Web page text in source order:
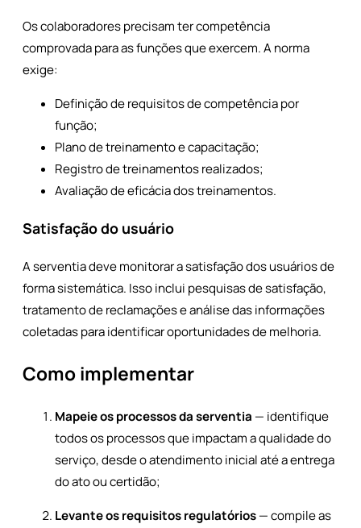
Os colaboradores precisam ter competência
comprovada para as funções que exercem. A norma
exige:
Definição de requisitos de competência por
função;
Plano de treinamento e capacitação;
Registro de treinamentos realizados;
Avaliação de eficácia dos treinamentos.
Satisfação do usuário
A serventia deve monitorar a satisfação dos usuários de
forma sistemática. Isso inclui pesquisas de satisfação,
tratamento de reclamações e análise das informações
coletadas para identificar oportunidades de melhoria.
Como implementar
Mapeie os processos da serventia — identifique
todos os processos que impactam a qualidade do
serviço, desde o atendimento inicial até a entrega
do ato ou certidão;
Levante os requisitos regulatórios— compile as